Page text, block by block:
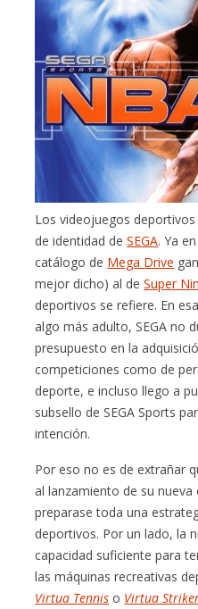
Los videojuegos
de identidad deSEGA. Ya
catálogo de Mega Drive
mejor dicho) al deSuper
deportivos se refiere. En
algo más adulto, SEGA no
presupuesto en la
competiciones como de
deporte, e incluso llego a
subsello de SEGA Sports
intención.
Por eso no es de extrañar
al lanzamiento de su nueva
preparase toda una
deportivos. Por un lado, la
capacidad suficiente para
las máquinas recreativas
Virtua Tennis o Virtua